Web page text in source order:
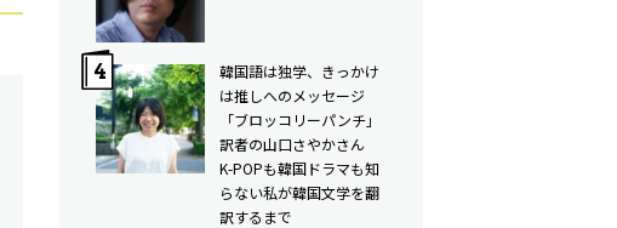
韓国語は独学、きっかけ
は推しへのメッセージ
「ブロッコリーパンチ」
訳者の山口さやかさん
K-POPも韓国ドラマも知
らない私が韓国文学を翻
訳するまで